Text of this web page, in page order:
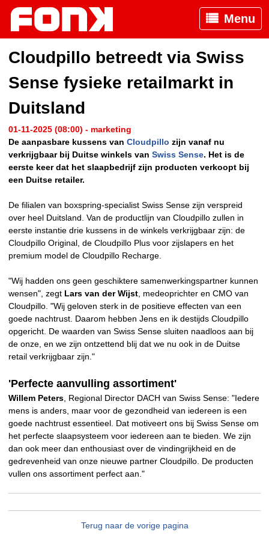
Menu
Cloudpillo betreedt via Swiss
Sense fysieke retailmarkt in
Duitsland
01-11-2025 (08:00) - marketing
De aanpasbare kussens van Cloudpillo zijn vanaf nu
verkrijgbaar bij Duitse winkels van Swiss Sense. Het is de
eerste keer dat het slaapbedrijf zijn producten verkoopt bij
een Duitse retailer.
De filialen van boxspring-specialist Swiss Sense zijn verspreid
over heel Duitsland. Van de productlijn van Cloudpillo zullen in
eerste instantie drie kussens in de winkels verkrijgbaar zijn: de
Cloudpillo Original, de Cloudpillo Plus voor zijslapers en het
premium model de Cloudpillo Recharge.
"Wij hadden ons geen geschiktere samenwerkingspartner kunnen
wensen", zegt Lars van der Wijst , medeoprichter en CMO van
Cloudpillo. "Wij geloven sterk in de positieve effecten van een
goede nachtrust. Daarom hebben Jens en ik destijds Cloudpillo
opgericht. De waarden van Swiss Sense sluiten naadloos aan bij
de onze, en we zijn ontzettend blij dat we nu ook in de Duitse
retail verkrijgbaar zijn."
'Perfecte aanvulling assortiment'
Willem Peters , Regional Director DACH van Swiss Sense: "Iedere
mens is anders, maar voor de gezondheid van iedereen is een
goede nachtrust essentieel. Dat motiveert ons bij Swiss Sense om
het perfecte slaapsysteem voor iedereen aan te bieden. We zijn
dan ook meer dan enthousiast over de vindingrijkheid en de
gedrevenheid van onze nieuwe partner Cloudpillo. De producten
vullen ons assortiment perfect aan."
Terug naar de vorige pagina